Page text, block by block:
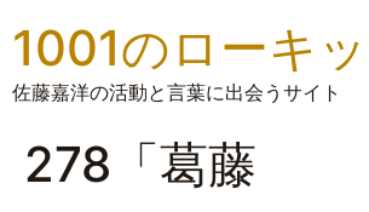
1001のローキ
佐藤嘉洋の活動と言葉に出会うサイト
278「葛藤